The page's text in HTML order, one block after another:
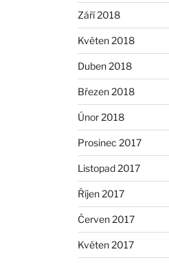
Září 2018
Květen 2018
Duben 2018
Březen 2018
Únor 2018
Prosinec 2017
Listopad 2017
Říjen 2017
Červen 2017
Květen 2017